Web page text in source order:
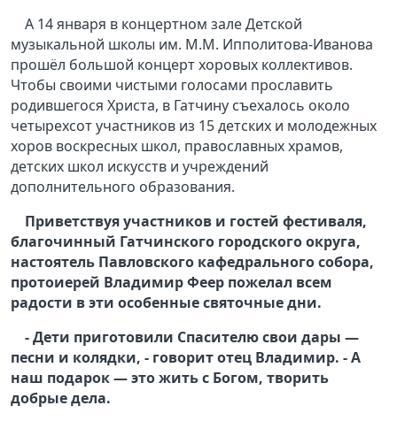
А 14 января в концертном зале Детской
музыкальной школы им. М.М. Ипполитова-Иванова
прошёл большой концерт хоровых коллективов.
Чтобы своими чистыми голосами прославить
родившегося Христа, в Гатчину съехалось около
четырехсот участников из 15 детских и молодежных
хоров воскресных школ, православных храмов,
детских школ искусств и учреждений
дополнительного образования.
Приветствуя участников и гостей фестиваля,
благочинный Гатчинского городского округа,
настоятель Павловского кафедрального собора,
протоиерей Владимир Феер пожелал всем
радости в эти особенные святочные дни.
- Дети приготовили Спасителю свои дары —
песни и колядки, - говорит отец Владимир. - А
наш подарок — это жить с Богом, творить
добрые дела.